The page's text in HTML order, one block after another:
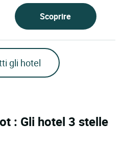
Scoprire
gli hotel
: Gli hotel 3 stelle